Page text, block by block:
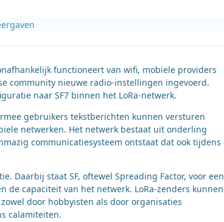
functioneert van wifi, mobiele providers
community nieuwe radio-instellingen ingevoerd.
naar SF7 binnen het LoRa-netwerk.
gebruikers tekstberichten kunnen versturen
netwerken. Het netwerk bestaat uit onderling
communicatiesysteem ontstaat dat ook tijdens
Daarbij staat SF, oftewel Spreading Factor, voor een
capaciteit van het netwerk. LoRa-zenders kunnen
door hobbyisten als door organisaties
calamiteiten.